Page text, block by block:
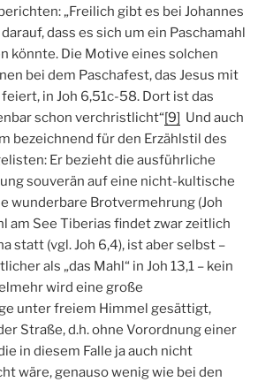
„Freilich gibt es bei Johannes
dass es sich um ein Paschamahl
könnte. Die Motive eines solchen
bei dem Paschafest, das Jesus mit
in Joh 6,51c-58. Dort ist das
schon verchristlicht“[9] Und auch
bezeichnend für den Erzählstil des
Er bezieht die ausführliche
souverän auf eine nicht-kultische
wunderbare Brotvermehrung (Joh
am See Tiberias findet zwar zeitlich
statt (vgl. Joh 6,4), ist aber selbst –
als „das Mahl“ in Joh 13,1 – kein
wird eine große
unter freiem Himmel gesättigt,
Straße, d.h. ohne Vorordnung einer
in diesem Falle ja auch nicht
wäre, genauso wenig wie bei den